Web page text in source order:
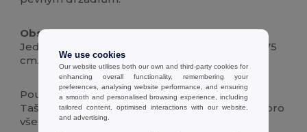
Obsah balení :
Jedna taška ze 100% bavlny s držadly o délce 75
cm.
Použití:
Taška je vyrobena ze 100% bavlny a je vhodná pro
všechny, kteří mají rádi ekologické produkty.
We use cookies
Our website utilises both our own and third-party cookies for
enhancing overall functionality, remembering your
preferences, analysing website performance, and ensuring
a smooth and personalised browsing experience, including
tailored content, optimised interactions with our website,
and advertising.